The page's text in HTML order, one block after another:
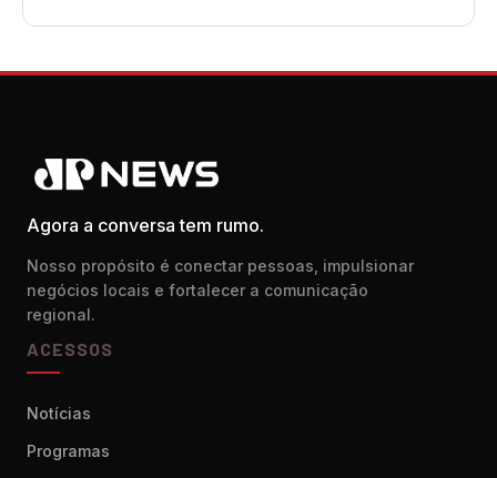
Agora a conversa tem rumo.
Nosso propósito é conectar pessoas, impulsionar
negócios locais e fortalecer a comunicação
regional.
ACESSOS
Notícias
Programas